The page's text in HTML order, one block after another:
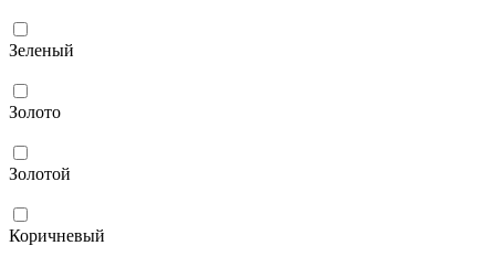
Зеленый
Золото
Золотой
Коричневый